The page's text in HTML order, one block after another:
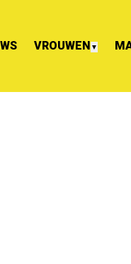
VROUWEN ▼